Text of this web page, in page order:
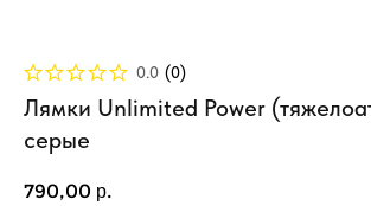
0.0 (0)
Лямки Unlimited Power
серые
790,00 р.